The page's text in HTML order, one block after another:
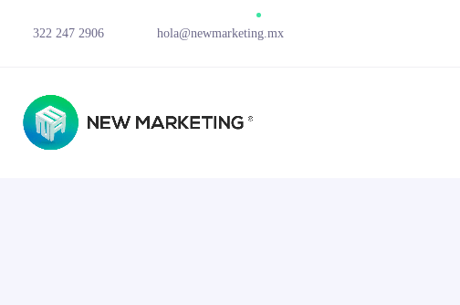
322 247 2906 hola@newmarketing.mx